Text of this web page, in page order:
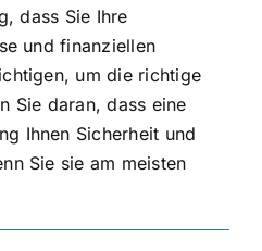
dass Sie Ihre
und finanziellen
um die richtige
Sie daran, dass eine
Ihnen Sicherheit und
Sie sie am meisten